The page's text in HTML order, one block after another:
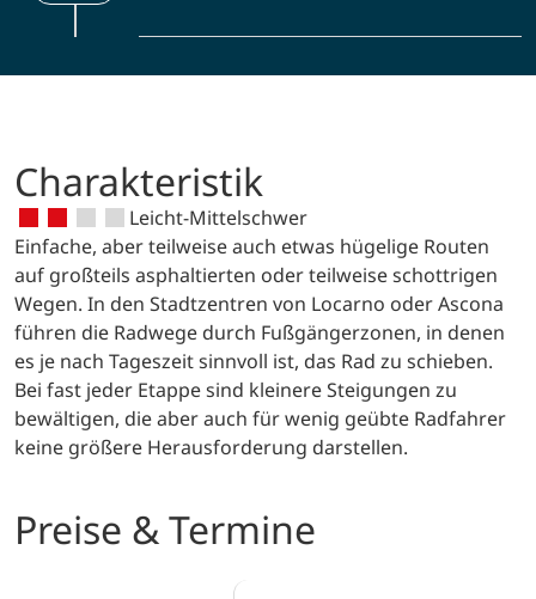
in nichts nach. Italienisches Dolce Vita,
verwöhnen hier das Auge. Eine
wunderbare Tour durch dieses Gebiet
schließt Ihre Radwoche ab.
Rückreise oder Beginn Ihrer
Charakteristik
Leicht-Mittelschwer
Einfache, aber teilweise auch etwas hügelige Routen
auf großteils asphaltierten oder teilweise schottrigen
Wegen. In den Stadtzentren von Locarno oder Ascona
führen die Radwege durch Fußgängerzonen, in denen
es je nach Tageszeit sinnvoll ist, das Rad zu schieben.
Bei fast jeder Etappe sind kleinere Steigungen zu
bewältigen, die aber auch für wenig geübte Radfahrer
keine größere Herausforderung darstellen.
Preise & Termine